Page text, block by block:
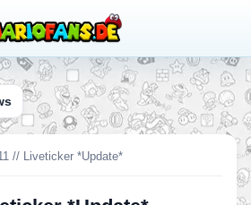
// Liveticker *Update*